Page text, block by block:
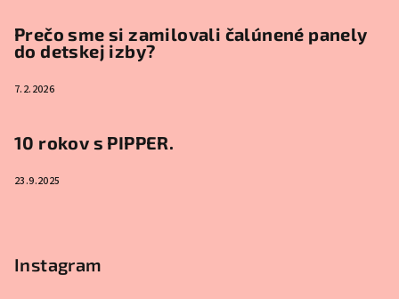
Prečo sme si zamilovali čalúnené panely
do detskej izby?
7.2.2026
10 rokov s PIPPER.
23.9.2025
Instagram